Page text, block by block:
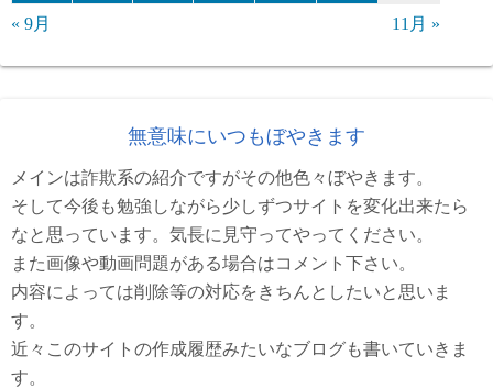
« 9月 11月 »
無意味にいつもぼやきます
メインは詐欺系の紹介ですがその他色々ぼやきます。
そして今後も勉強しながら少しずつサイトを変化出来たら
なと思っています。気長に見守ってやってください。
また画像や動画問題がある場合はコメント下さい。
内容によっては削除等の対応をきちんとしたいと思いま
す。
近々このサイトの作成履歴みたいなブログも書いていきま
す。